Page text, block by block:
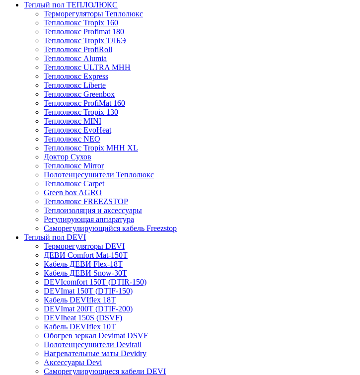
Теплый пол ТЕПЛОЛЮКС
Терморегуляторы Теплолюкс
Теплолюкс Tropix 160
Теплолюкс Profimat 180
Теплолюкс Tropix ТЛБЭ
Теплолюкс ProfiRoll
Теплолюкс Alumia
Теплолюкс ULTRA МНН
Теплолюкс Express
Теплолюкс Liberte
Теплолюкс Greenbox
Теплолюкс ProfiMat 160
Теплолюкс Tropix 130
Теплолюкс MINI
Теплолюкс EvoHeat
Теплолюкс NEO
Теплолюкс Tropix МНН XL
Доктор Сухов
Теплолюкс Mirror
Полотенцесушители Теплолюкс
Теплолюкс Carpet
Green box AGRO
Теплолюкс FREEZSTOP
Теплоизоляция и аксессуары
Регулирующая аппаратура
Cаморегулирующийся кабель Freezstop
Теплый пол DEVI
Терморегуляторы DEVI
ДЕВИ Comfort Mat-150T
Кабель ДЕВИ Flex-18T
Кабель ДЕВИ Snow-30T
DEVIcomfort 150T (DTIR-150)
DEVImat 150T (DTIF-150)
Кабель DEVIflex 18T
DEVImat 200T (DTIF-200)
DEVIheat 150S (DSVF)
Кабель DEVIflex 10T
Обогрев зеркал Devimat DSVF
Полотенцесушители Devirail
Нагревательные маты Devidry
Аксессуары Devi
Саморегулирующиеся кабели DEVI